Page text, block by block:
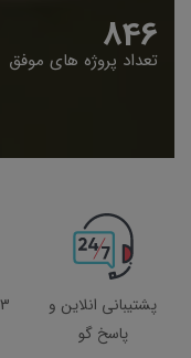
848
تعداد پروژه های موفق
پشتیبانی انلاین و
پاسخ گو